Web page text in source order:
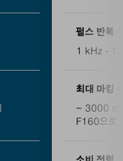
펄스 반복
1 kHz -
최대 마킹
~ 3000
F160으로